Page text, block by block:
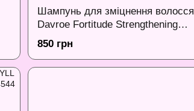
Шампунь для зміцнення волосся
Davroe Fortitude Strengthening
Shampoo, 100 мл
850 грн